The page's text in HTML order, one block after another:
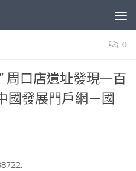
0
周口店遺址發現一百
國發展門戶網－國